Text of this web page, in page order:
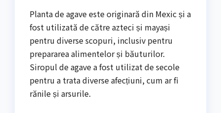
Planta de agave este originară din Mexic și a
fost utilizată de către azteci și mayași
pentru diverse scopuri, inclusiv pentru
prepararea alimentelor și băuturilor.
Siropul de agave a fost utilizat de secole
pentru a trata diverse afecțiuni, cum ar fi
rănile și arsurile.